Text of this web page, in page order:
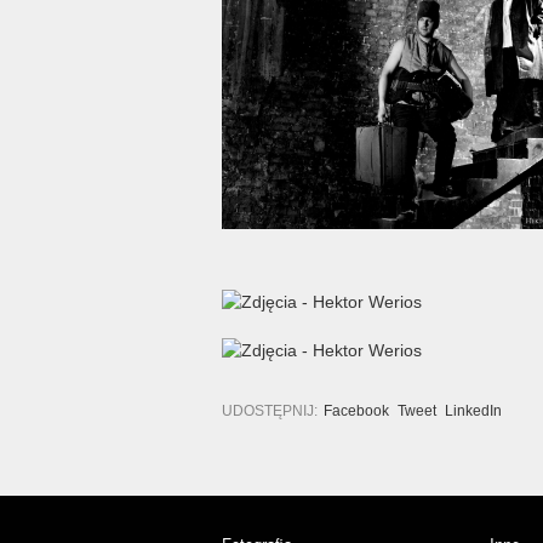
UDOSTĘPNIJ: Facebook Tweet LinkedIn